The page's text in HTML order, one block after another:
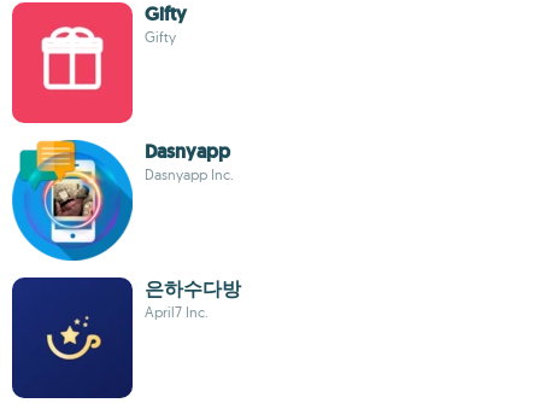
Gifty
Gifty
Dasnyapp
Dasnyapp Inc.
은하수다방
April7 Inc.